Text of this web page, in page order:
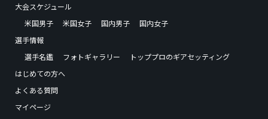
大会スケジュール
米国男子
米国女子 国内男子
国内女子
選手情報
選手名鑑
フォトギャラリー
トッププロのギアセッティング
はじめての方へ
よくある質問
マイページ